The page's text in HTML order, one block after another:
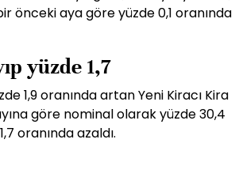
önceki aya göre yüzde 0,1 oranında
yüzde 1,7
1,9 oranında artan Yeni Kiracı Kira
göre nominal olarak yüzde 30,4
oranında azaldı.